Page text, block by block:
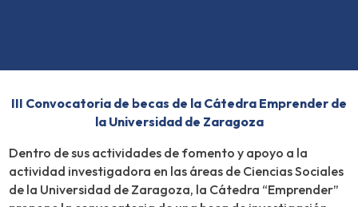
III Convocatoria de becas de la Cátedra Emprender de
la Universidad de Zaragoza
Dentro de sus actividades de fomento y apoyo a la
actividad investigadora en las áreas de Ciencias Sociales
de la Universidad de Zaragoza, la Cátedra “Emprender”